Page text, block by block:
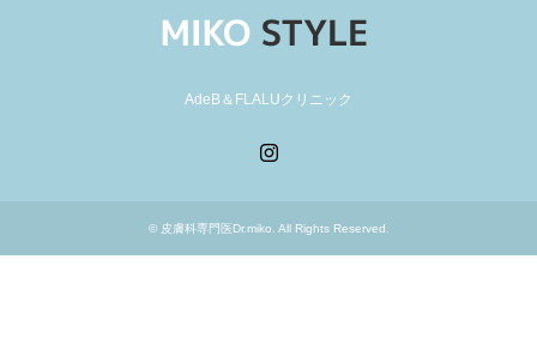
AdeB＆FLALUクリニック
© 皮膚科専門医Dr.miko . All Rights Reserved.